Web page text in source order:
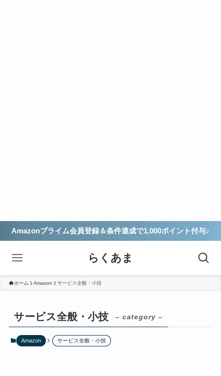
Amazonプライム会員登録＆条件達成で1,000ポイント付与♪
らくあま
ホーム Amazon サービス全般・小技
サービス全般・小技 – category –
Amazon サービス全般・小技